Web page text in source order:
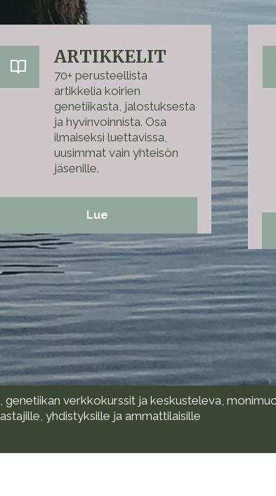
ARTIKKELIT
70+ perusteellista
artikkelia koirien
genetiikasta, jalostuksesta
ja hyvinvoinnista. Osa
ilmaiseksi luettavissa,
uusimmat vain yhteisön
jäsenille.
Lue
verkkokurssit ja keskusteleva,
yhdistyksille ja ammattilaisille